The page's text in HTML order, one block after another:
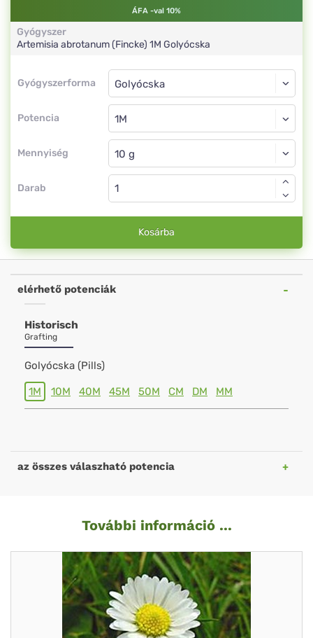
ÁFA -val 10%
Gyógyszer
Artemisia abrotanum (Fincke) 1M Golyócska
Gyógyszerforma
Gyógyszerforma
Potencia
Golyócska
1M
Mennyiség
Golyócska
Darab
Kosárba
elérhető potenciák
Historisch
Grafting
Golyócska (Pills)
1M 10M 40M 45M 50M CM DM MM
az összes válaszható potencia
További információ ...